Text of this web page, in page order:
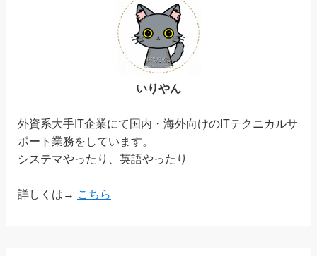
いりやん
外資系大手IT企業にて国内・海外向けのITテクニカルサ
ポート業務をしています。
システマやったり、英語やったり
詳しくは→ こちら